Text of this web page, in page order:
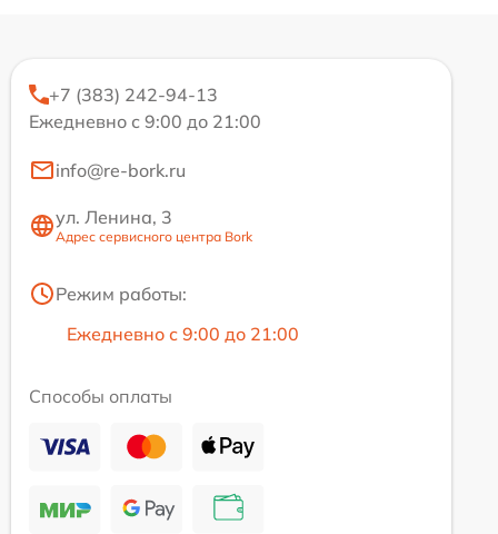
+7 (383) 242-94-13
Ежедневно с 9:00 до 21:00
info@re-bork.ru
ул. Ленина, 3
Адрес сервисного центра Bork
Режим работы:
Ежедневно с 9:00 до 21:00
Способы оплаты